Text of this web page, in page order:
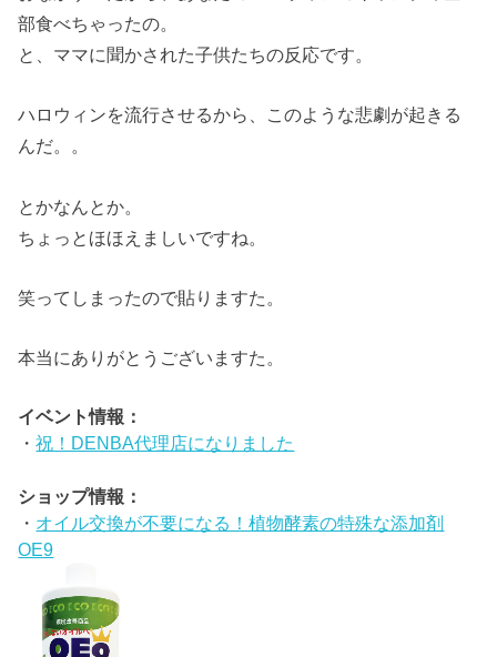
部食べちゃったの。
と、ママに聞かされた子供たちの反応です。
ハロウィンを流行させるから、このような悲劇が起きる
んだ。。
とかなんとか。
ちょっとほほえましいですね。
笑ってしまったので貼りますた。
本当にありがとうございますた。
イベント情報：
・祝！DENBA代理店になりました
ショップ情報：
・ オイル交換が不要になる！植物酵素の特殊な添加剤
OE9